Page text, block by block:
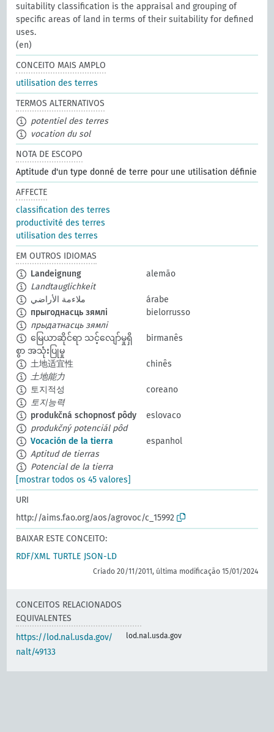
suitability classification is the appraisal and grouping of
specific areas of land in terms of their suitability for defined
uses.
(en)
CONCEITO MAIS AMPLO
utilisation des terres
TERMOS ALTERNATIVOS
potentiel des terres
vocation du sol
NOTA DE ESCOPO
Aptitude d'un type donné de terre pour une utilisation définie
AFFECTE
classification des terres
productivité des terres
utilisation des terres
EM OUTROS IDIOMAS
Landeignung
alemão
Landtauglichkeit
ملاءمة الأراضي
árabe
прыгоднасць зямлі
bielorrusso
прыдатнасць зямлі
မြေယာဆိုင်ရာ သင့်လျော်မှုရှိ
စွာ အသုံးပြုမှု
birmanês
土地适宜性
chinês
土地能力
토지적성
coreano
토지능력
produkčná schopnosť pôdy
eslovaco
produkčný potenciál pôd
Vocación de la tierra
espanhol
Aptitud de tierras
Potencial de la tierra
[mostrar todos os 45 valores]
URI
http://aims.fao.org/aos/agrovoc/c_15992
BAIXAR ESTE CONCEITO:
RDF/XML TURTLE JSON-LD
Criado 20/11/2011, última modificação 15/01/2024
CONCEITOS RELACIONADOS
EQUIVALENTES
https://lod.nal.usda.gov/
nalt/49133
lod.nal.usda.gov